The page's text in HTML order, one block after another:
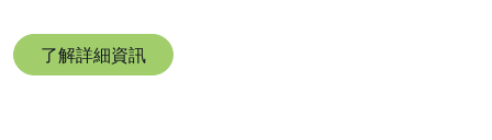
了解詳細資訊